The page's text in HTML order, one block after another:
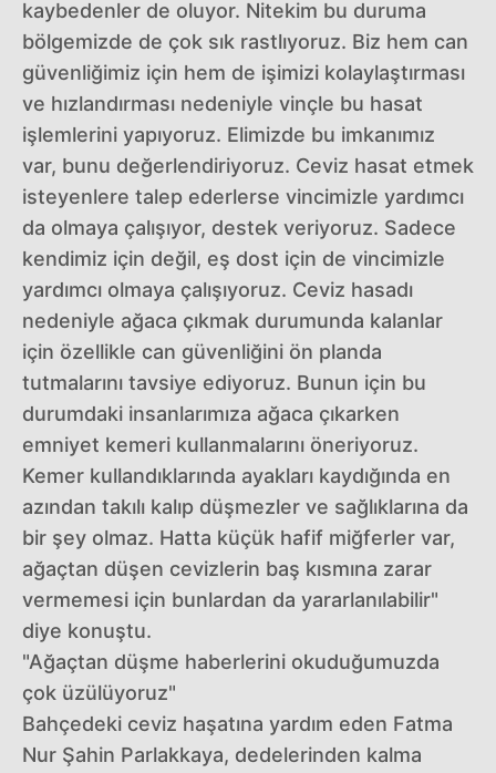
kaybedenler de oluyor. Nitekim bu duruma
bölgemizde de çok sık rastlıyoruz. Biz hem can
güvenliğimiz için hem de işimizi kolaylaştırması
ve hızlandırması nedeniyle vinçle bu hasat
işlemlerini yapıyoruz. Elimizde bu imkanımız
var, bunu değerlendiriyoruz. Ceviz hasat etmek
isteyenlere talep ederlerse vincimizle yardımcı
da olmaya çalışıyor, destek veriyoruz. Sadece
kendimiz için değil, eş dost için de vincimizle
yardımcı olmaya çalışıyoruz. Ceviz hasadı
nedeniyle ağaca çıkmak durumunda kalanlar
için özellikle can güvenliğini ön planda
tutmalarını tavsiye ediyoruz. Bunun için bu
durumdaki insanlarımıza ağaca çıkarken
emniyet kemeri kullanmalarını öneriyoruz.
Kemer kullandıklarında ayakları kaydığında en
azından takılı kalıp düşmezler ve sağlıklarına da
bir şey olmaz. Hatta küçük hafif miğferler var,
ağaçtan düşen cevizlerin baş kısmına zarar
vermemesi için bunlardan da yararlanılabilir"
diye konuştu.
"Ağaçtan düşme haberlerini okuduğumuzda
çok üzülüyoruz"
Bahçedeki ceviz haşatına yardım eden Fatma
Nur Şahin Parlakkaya, dedelerinden kalma